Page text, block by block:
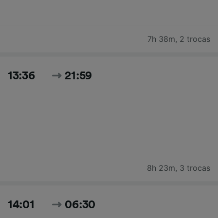
7h 38m, 2 trocas
13:36 21:59
8h 23m, 3 trocas
14:01 06:30